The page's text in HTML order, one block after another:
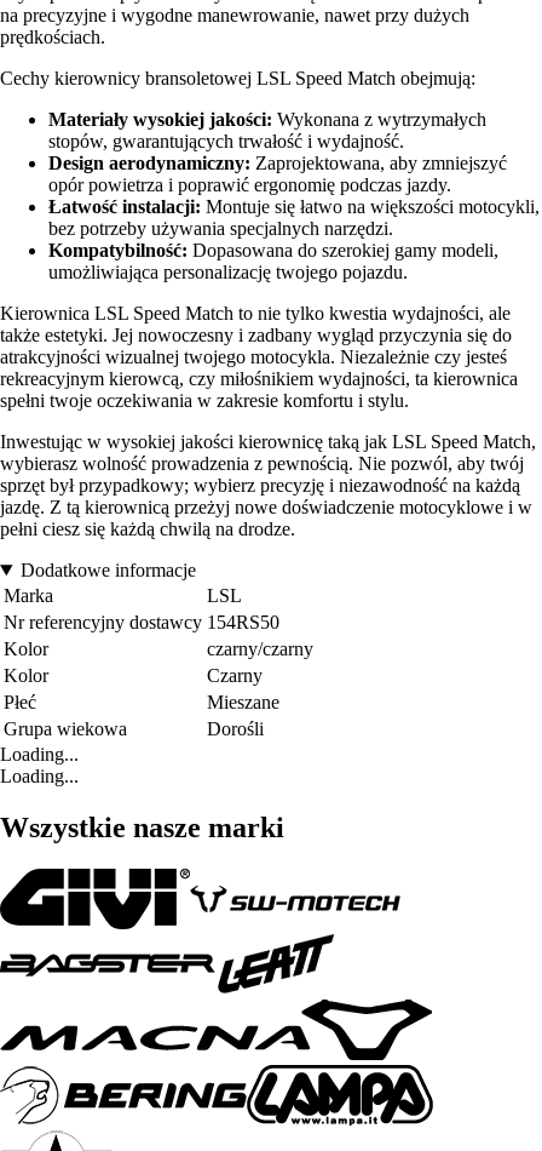
na precyzyjne i wygodne manewrowanie, nawet przy dużych
prędkościach.
Cechy kierownicy bransoletowej LSL Speed Match obejmują:
Materiały wysokiej jakości: Wykonana z wytrzymałych
stopów, gwarantujących trwałość i wydajność.
Design aerodynamiczny: Zaprojektowana, aby zmniejszyć
opór powietrza i poprawić ergonomię podczas jazdy.
Łatwość instalacji: Montuje się łatwo na większości motocykli,
bez potrzeby używania specjalnych narzędzi.
Kompatybilność: Dopasowana do szerokiej gamy modeli,
umożliwiająca personalizację twojego pojazdu.
Kierownica LSL Speed Match to nie tylko kwestia wydajności, ale
także estetyki. Jej nowoczesny i zadbany wygląd przyczynia się do
atrakcyjności wizualnej twojego motocykla. Niezależnie czy jesteś
rekreacyjnym kierowcą, czy miłośnikiem wydajności, ta kierownica
spełni twoje oczekiwania w zakresie komfortu i stylu.
Inwestując w wysokiej jakości kierownicę taką jak LSL Speed Match,
wybierasz wolność prowadzenia z pewnością. Nie pozwól, aby twój
sprzęt był przypadkowy; wybierz precyzję i niezawodność na każdą
jazdę. Z tą kierownicą przeżyj nowe doświadczenie motocyklowe i w
pełni ciesz się każdą chwilą na drodze.
Dodatkowe informacje
Marka
LSL
Nr referencyjny dostawcy 154RS50
Kolor
czarny/czarny
Kolor
Czarny
Płeć
Mieszane
Grupa wiekowa
Dorośli
Loading...
Loading...
Wszystkie nasze marki